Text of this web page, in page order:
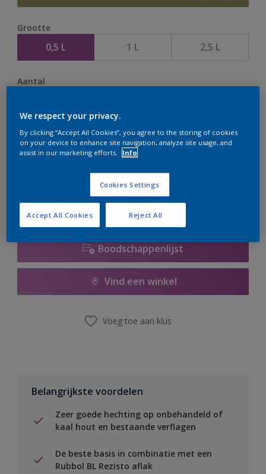
Grootte
0,5 L 1 L 2,5 L
Aantal
Op dit moment is het niet mogelijk dit product online
te bestellen. Houd de website in de gaten, we werken
er hard aan om de voorraad aan te vullen.
Boodschappenlijst
Vind een winkel
Voeg toe aan klus
Belangrijkste voordelen
Zeer goede hechting op onbehandeld of
kaal hout en bestaande verflagen
De beste basis in combinatie met een
Rubbol BL Rezisto aflak
We respect your privacy.
By clicking “Accept All Cookies”, you agree to the storing of cookies
on your device to enhance site navigation, analyze site usage, and
assist in our marketing efforts.
Info
Cookies Settings
Reject All
Accept All Cookies